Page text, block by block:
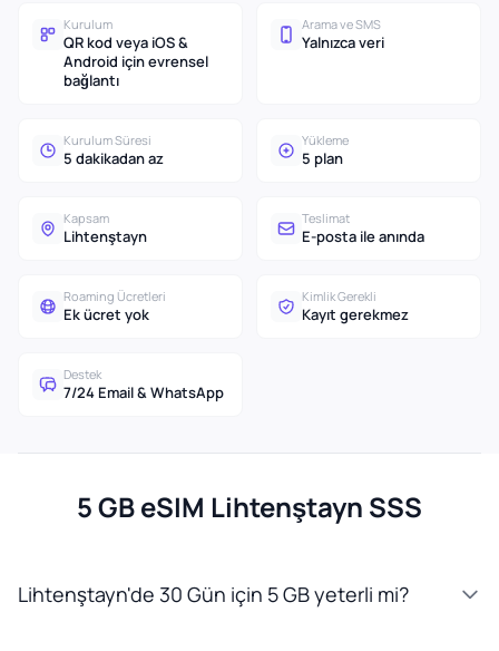
Kurulum
QR kod veya iOS &
Android için evrensel
bağlantı
Arama ve SMS
Yalnızca veri
Kurulum Süresi
5 dakikadan az
Yükleme
5 plan
Kapsam
Lihtenştayn
Teslimat
E-posta ile anında
Roaming Ücretleri
Ek ücret yok
Kimlik Gerekli
Kayıt gerekmez
Destek
7/24 Email & WhatsApp
5 GB eSIM Lihtenştayn SSS
Lihtenştayn'de 30 Gün için 5 GB yeterli mi?